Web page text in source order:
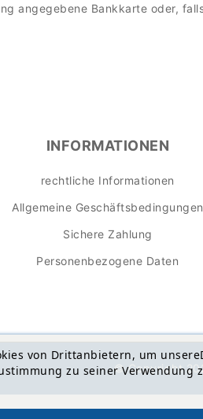
angegebene Bankkarte oder,
INFORMATIONEN
rechtliche Informationen
Allgemeine Geschäftsbedingungen
Sichere Zahlung
Personenbezogene Daten
von Drittanbietern, um
zu seiner Verwendung
© Copyright